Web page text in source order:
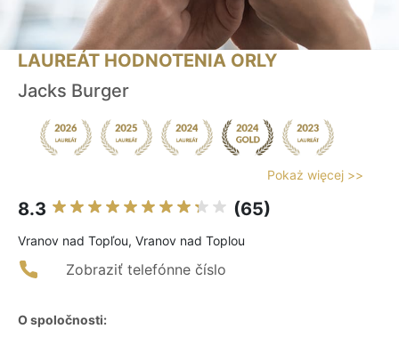
LAUREÁT HODNOTENIA ORLY
Jacks Burger
Pokaż więcej >>
8.3 (65)
Vranov nad Topľou, Vranov nad Toplou
Zobraziť telefónne číslo
O spoločnosti: